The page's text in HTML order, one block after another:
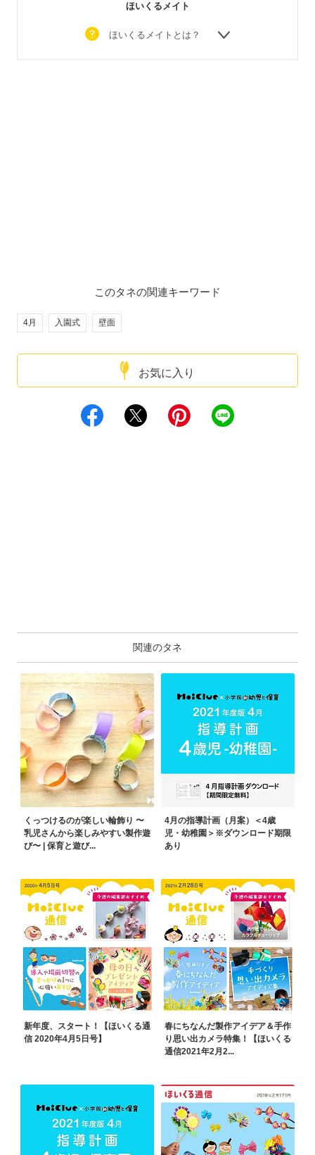
ほいくるメイト
ほいくるメイトとは？
お気に入り
このタネの関連キーワード
4月 入園式 壁面
関連のタネ
くっつけるのが楽しい輪飾り 〜
乳児さんから楽しみやすい製作遊
び〜 | 保育と遊び...
4月の指導計画（月案）＜4歳
児・幼稚園＞※ダウンロード期限
あり
新年度、スタート！【ほいくる通
信 2020年4月5日号】
春にちなんだ製作アイデア＆手作
り思い出カメラ特集！【ほいくる
通信2021年2月2...